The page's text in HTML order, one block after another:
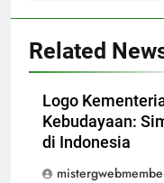
Related
Logo
Kebudayaan:
di Indonesia